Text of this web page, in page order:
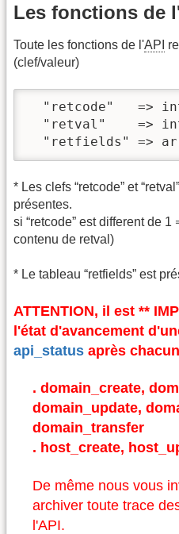
Les fonctions de
Toute les fonctions de l'API
(clef/valeur)
"retcode"   =>
"retval"    =>
"retfields" =>
* Les clefs “retcode” et
présentes.
si “retcode” est different de
contenu de retval)
* Le tableau “retfields” est
ATTENTION, il est **
l'état d'avancement
api_status après
. domain_create,
domain_update,
domain_transfer
. host_create,
De même nous vous
archiver toute trace
l'API.